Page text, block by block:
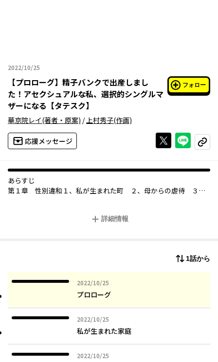
2022/10/25
2022年10月25日
【プロローグ】 精子バンクで出産しまし
た！アセクシュアルな私、選択的シングルマ
ザーになる【タテスク】
フォロー
華京院レイ(著者・原案) /上村秀子(作画)
応援メッセージ Xで投稿する
ライン
コピー
あらすじ
第１章 性別違和１、私が生まれた町 ２、母からの虐待 ３、
る苦しみを倍増させる→失声症・不登校へ ７、大切な人との出
る ジェンダー・セクシュアリティの先進事情 ３、大切な人の
一番大切な人になれない（ステイシー） ４、震災による心の混
乱→男性ホルモンを打つ決意へ ５、「男らしさ」と「女らし
さ」の呪縛 ６、家族が欲しいと思ったわけ：ホルモンで「自分
１、精子バンクはお見合いと何も違わない ２、精子の買い方
３、必要なもの ４、排卵日 ５、配送 ６、薬監証明 ７、失
１１、妊娠成功 １２、いざ役所へ
詳細情報
1話から
2022/10/25
2022年10月25日
プロローグ
2022/10/25
2022年10月25日
私が生まれた家庭
2022/10/25
2022年10月25日